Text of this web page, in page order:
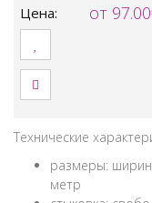
Цена: от
Технические
размеры:
метр